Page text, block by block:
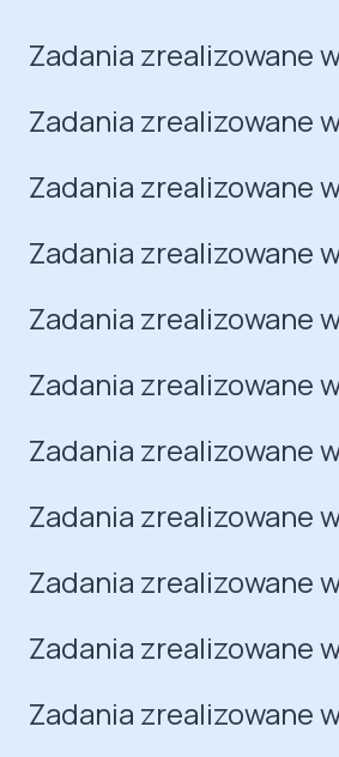
Zadania zrealizowane
Zadania zrealizowane
Zadania zrealizowane
Zadania zrealizowane
Zadania zrealizowane
Zadania zrealizowane
Zadania zrealizowane
Zadania zrealizowane
Zadania zrealizowane
Zadania zrealizowane
Zadania zrealizowane